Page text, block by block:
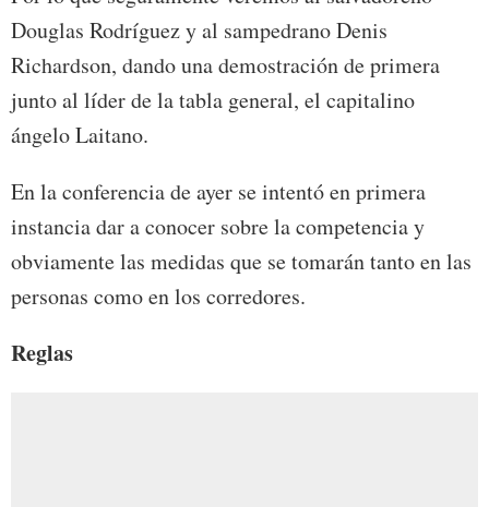
Douglas Rodríguez y al sampedrano Denis
Richardson, dando una demostración de primera
junto al líder de la tabla general, el capitalino
ángelo Laitano.
En la conferencia de ayer se intentó en primera
instancia dar a conocer sobre la competencia y
obviamente las medidas que se tomarán tanto en las
personas como en los corredores.
Reglas